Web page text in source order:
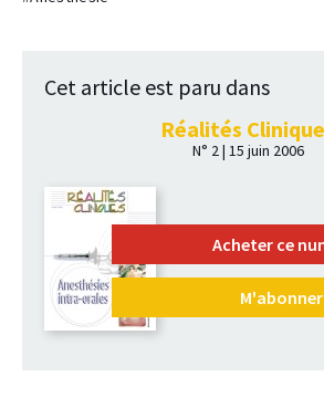
Cet article est paru dans
Réalités
N° 2 | 15 juin 2006
Acheter ce
M'abonner